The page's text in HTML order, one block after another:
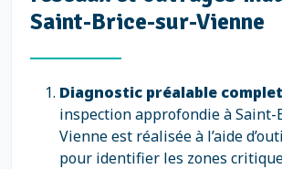
Saint-Brice-sur-Vienne
Diagnostic préalable complet
inspection approfondie à Saint-
Vienne est réalisée à l’aide
pour identifier les zones